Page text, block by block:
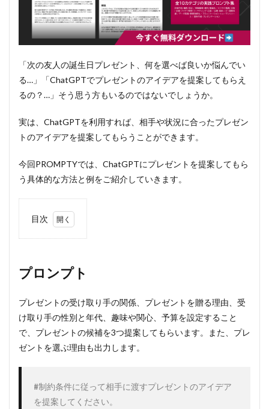
「次の友人の誕生日プレゼント、何を選べば良いか悩んでい
る…」「ChatGPTでプレゼントのアイデアを提案してもらえ
るの？…」そう思う方もいるのではないでしょうか。
実は、ChatGPTを利用すれば、相手や状況に合ったプレゼン
トのアイデアを提案してもらうことができます。
今回PROMPTYでは、ChatGPTにプレゼントを提案してもら
う具体的な方法と例をご紹介していきます。
目次
ト
①：
結婚
記念
プレ
例
プロンプト
プレゼントの受け取り手の関係、プレゼントを贈る理由、受
け取り手の性別と年代、趣味や関心、予算を設定すること
で、プレゼントの候補を3つ提案してもらいます。また、プレ
ゼントを選ぶ理由も出力します。
#制約条件に従って相手に渡すプレゼントのアイデア
を提案してください。